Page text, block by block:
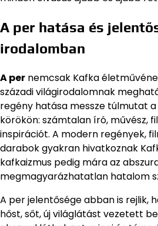
A per hatása és
irodalomban
A per nemcsak Kafka
századi világirodalomnak
regény hatása messze túlmutat
körökön: számtalan író, művész,
inspirációt. A modern regények,
darabok gyakran hivatkoznak
kafkaizmus pedig mára az
megmagyarázhatatlan hatalom
A per jelentősége abban is rejlik,
hőst, sőt, új világlátást vezetett